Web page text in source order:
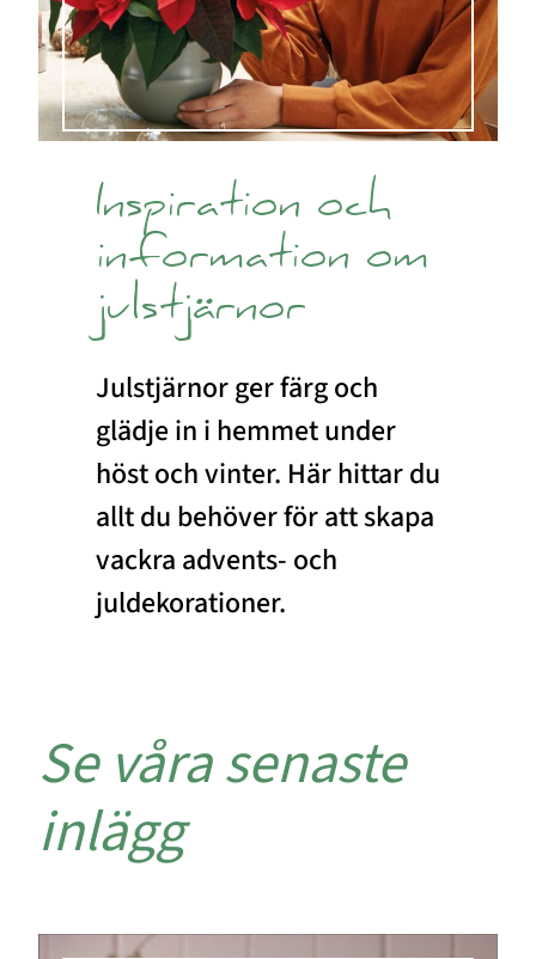
Inspiration och
information om
julstjärnor
Julstjärnor ger färg och
glädje in i hemmet under
höst och vinter. Här hittar du
allt du behöver för att skapa
vackra advents- och
juldekorationer.
Se våra senaste
inlägg